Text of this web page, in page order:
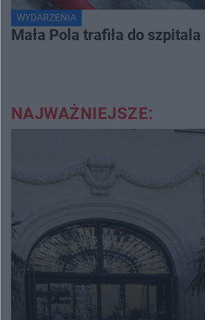
WYDARZENIA
Mała Pola trafiła do
NAJWAŻNIEJSZE: